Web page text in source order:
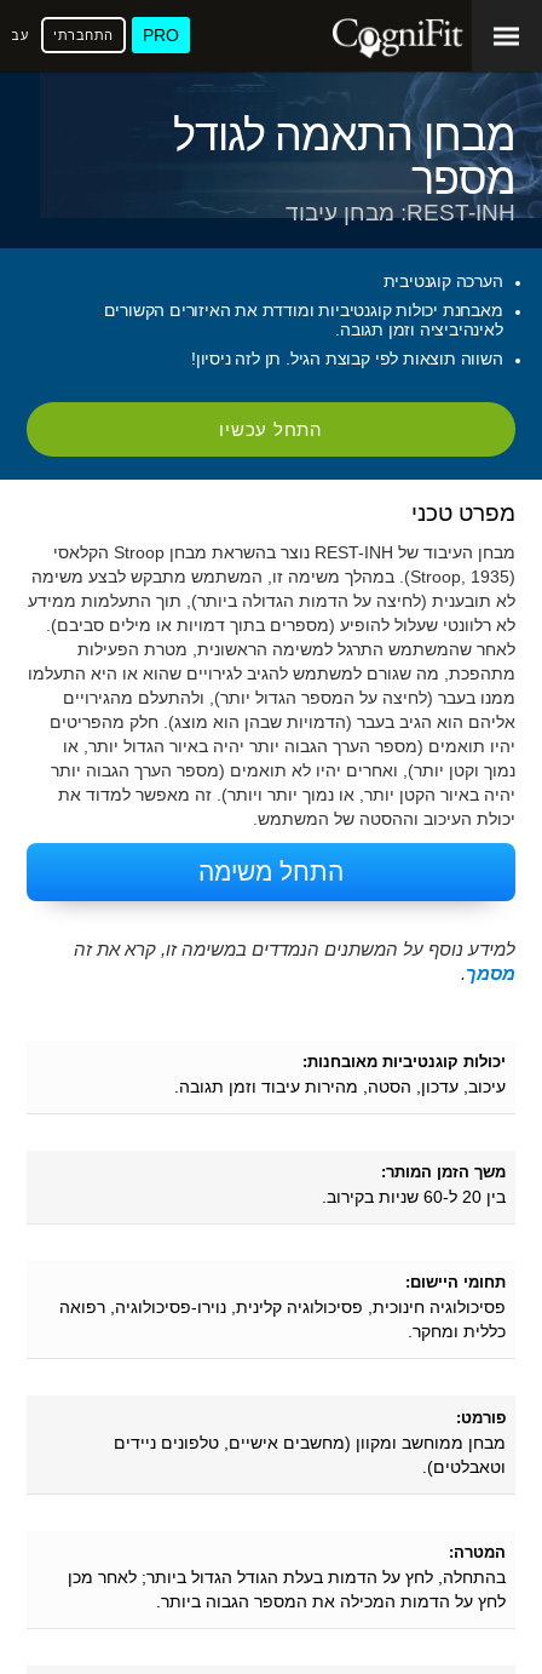
PRO התחברתי
מבחן התאמה לגודל
מספר
REST-INH: מבחן עיבוד
הערכה קוגנטיבית
מאבחנת יכולות קוגנטיביות ומודדת את האיזורים הקשורים
לאינהיביציה וזמן תגובה.
השווה תוצאות לפי קבוצת הגיל. תן לזה ניסיון!
התחל עכשיו
מפרט טכני
מבחן העיבוד של REST-INH נוצר בהשראת מבחן Stroop הקלאסי
(Stroop, 1935). במהלך משימה זו, המשתמש מתבקש לבצע משימה
לא תובענית (לחיצה על הדמות הגדולה ביותר), תוך התעלמות ממידע
לא רלוונטי שעלול להופיע (מספרים בתוך דמויות או מילים סביבם).
לאחר שהמשתמש התרגל למשימה הראשונית, מטרת הפעילות
מתהפכת, מה שגורם למשתמש להגיב לגירויים שהוא או היא התעלמו
ממנו בעבר (לחיצה על המספר הגדול יותר), ולהתעלם מהגירויים
אליהם הוא הגיב בעבר (הדמויות שבהן הוא מוצג). חלק מהפריטים
יהיו תואמים (מספר הערך הגבוה יותר יהיה באיור הגדול יותר, או
נמוך וקטן יותר), ואחרים יהיו לא תואמים (מספר הערך הגבוה יותר
יהיה באיור הקטן יותר, או נמוך יותר ויותר). זה מאפשר למדוד את
יכולת העיכוב וההסטה של המשתמש.
התחל משימה
למידע נוסף על המשתנים הנמדדים במשימה זו, קרא את זה
מסמך.
יכולות קוגנטיביות מאובחנות:
עיכוב, עדכון, הסטה, מהירות עיבוד וזמן תגובה.
משך הזמן המותר:
בין 20 ל-60 שניות בקירוב.
תחומי היישום:
פסיכולוגיה חינוכית, פסיכולוגיה קלינית, נוירו-פסיכולוגיה, רפואה
כללית ומחקר.
פורמט:
מבחן ממוחשב ומקוון (מחשבים אישיים, טלפונים ניידים
וטאבלטים).
המטרה:
בהתחלה, לחץ על הדמות בעלת הגודל הגדול ביותר; לאחר מכן
לחץ על הדמות המכילה את המספר הגבוה ביותר.